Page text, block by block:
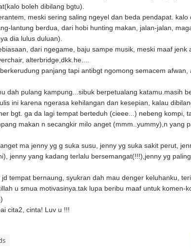
boleh dibilang bgtu).
meski sering saling ngeyel dan beda pendapat.
lantung berdua, dari hobi hunting makan, jalan-jalan,
dia lulus duluan).
dari ngegame, baju sampe musik, meski maaf jenk
alterbridge,dkk.he....
panjang tapi antibgt ngomong semacem
dah pulang kampung...sibuk berpetualang katamu.masih
ini karena ngerasa kehilangan dan kesepian, kalau
bgt. ga da lagi tempat berteduh (cieee...) nebeng kompi,
makan n secangkir milo anget (mmm..yummy),n yang
ma jenny yg g suka susu, jenny yg suka sakit perut,
jenny yang kadang terlalu bersemangat(!!!),jenny yg
tempat bernaung, syukran dah mau denger keluhanku,
u smua motivasinya.tak lupa beribu maaf untuk komen-
cita2, cinta! Luv u !!!